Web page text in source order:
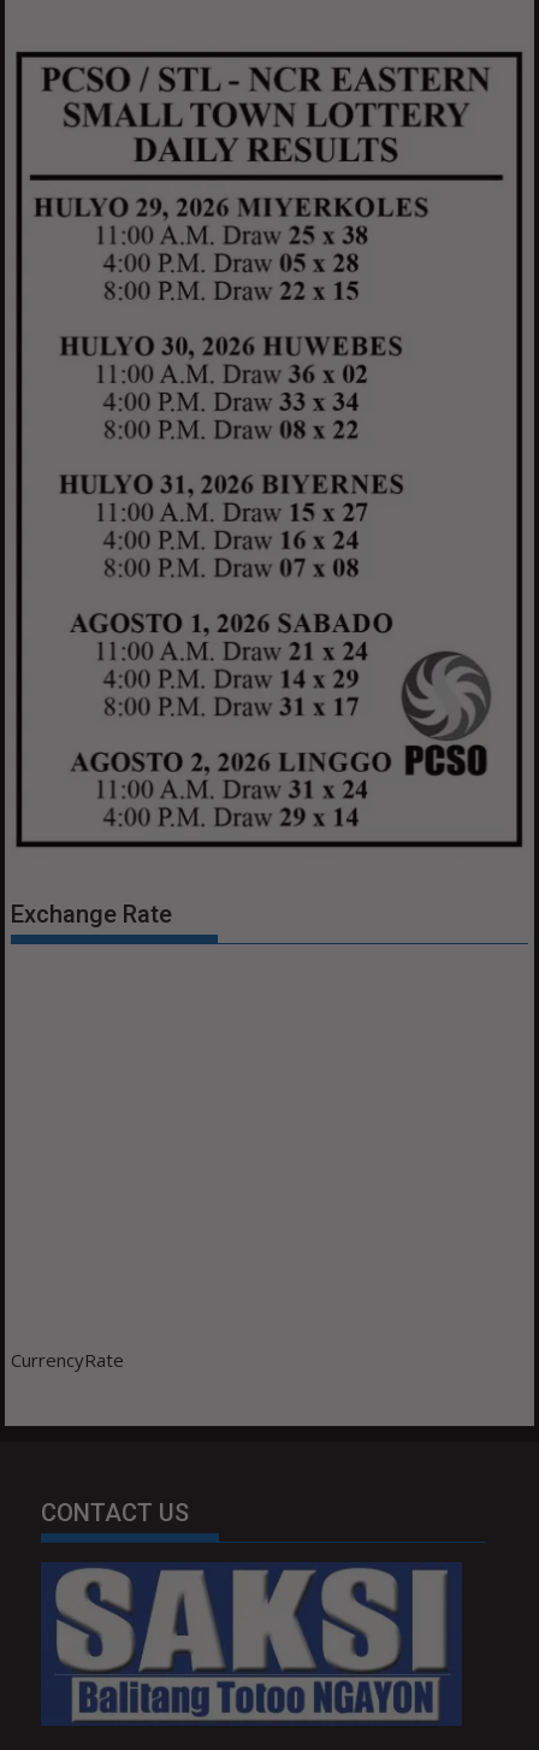
Exchange Rate
CurrencyRate
CONTACT US